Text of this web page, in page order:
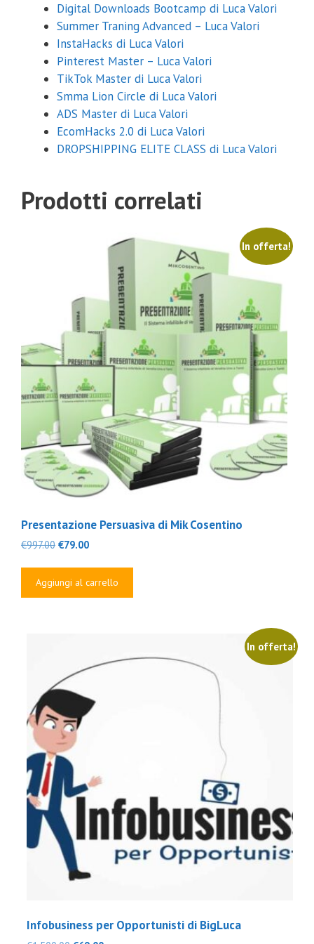
Digital Downloads Bootcamp di Luca Valori
Summer Traning Advanced – Luca Valori
InstaHacks di Luca Valori
Pinterest Master – Luca Valori
TikTok Master di Luca Valori
Smma Lion Circle di Luca Valori
ADS Master di Luca Valori
EcomHacks 2.0 di Luca Valori
DROPSHIPPING ELITE CLASS di Luca Valori
Prodotti correlati
In offerta!
Presentazione Persuasiva di Mik Cosentino
€997.00 Il
era:
€79.00Il
è:
Aggiungi al carrello
In offerta!
Infobusiness per Opportunisti di BigLuca